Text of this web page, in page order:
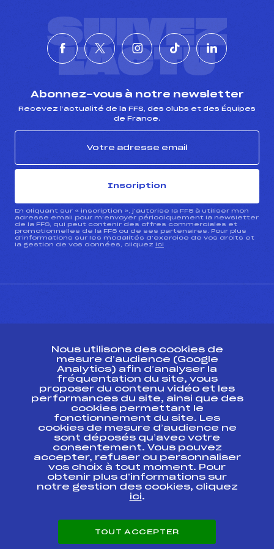
SUIVEZ
L'ACTU
Abonnez-vous à notre newsletter
Recevez l’actualité de la FFS, des clubs et des Équipes
de France.
Inscription
En cliquant sur « inscription », j’autorise la FFS à utiliser mon
adresse email pour m’envoyer périodiquement la newsletter
de la FFS, qui peut contenir des offres commerciales et
promotionnelles de la FFS ou de ses partenaires. Pour plus
d’informations sur les modalités d’exercice de vos droits et
la gestion de vos données, cliquez ici
Ressources
Pass’Neige
Projet sportif fédéral
Projet de performance fédéral
Antidopage
Pôle Développement, Formation, Suivi
Scientifique
Listes ministérielles
Pôle vie de l’athlète
Enseignement professionnel
Carrières
Nous utilisons des cookies de
mesure d’audience (Google
Analytics) afin d’analyser la
fréquentation du site, vous
proposer du contenu vidéo et les
performances du site, ainsi que des
cookies permettant le
fonctionnement du site. Les
cookies de mesure d’audience ne
sont déposés qu’avec votre
consentement. Vous pouvez
accepter, refuser ou personnaliser
vos choix à tout moment. Pour
obtenir plus d'informations sur
notre gestion des cookies, cliquez
ici.
TOUT ACCEPTER